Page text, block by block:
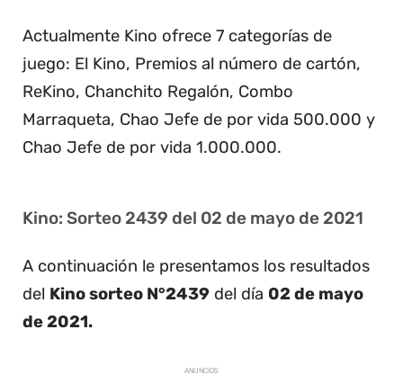
Actualmente Kino ofrece 7 categorías de
juego: El Kino, Premios al número de cartón,
ReKino, Chanchito Regalón, Combo
Marraqueta, Chao Jefe de por vida 500.000 y
Chao Jefe de por vida 1.000.000.
Kino: Sorteo 2439 del 02 de mayo de 2021
A continuación le presentamos los resultados
del Kino sorteo N°2439 del día 02 de mayo
de 2021.
ANUNCIOS